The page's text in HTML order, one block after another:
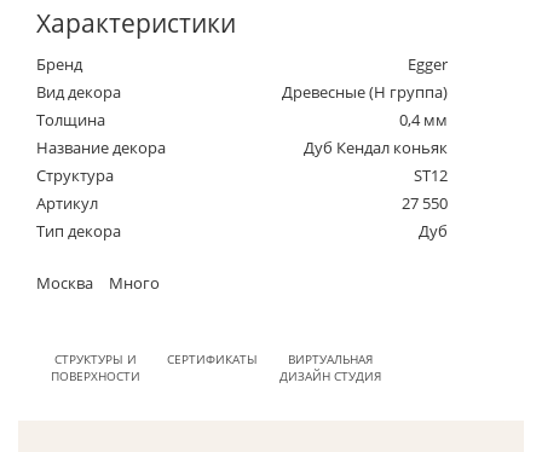
Характеристики
Бренд
Egger
Вид декора
Древесные (Н группа)
Толщина
0,4 мм
Название декора
Дуб Кендал коньяк
Структура
ST12
Артикул
27 550
Тип декора
Дуб
Москва Много
СТРУКТУРЫ И
ПОВЕРХНОСТИ
СЕРТИФИКАТЫ
ВИРТУАЛЬНАЯ
ДИЗАЙН СТУДИЯ